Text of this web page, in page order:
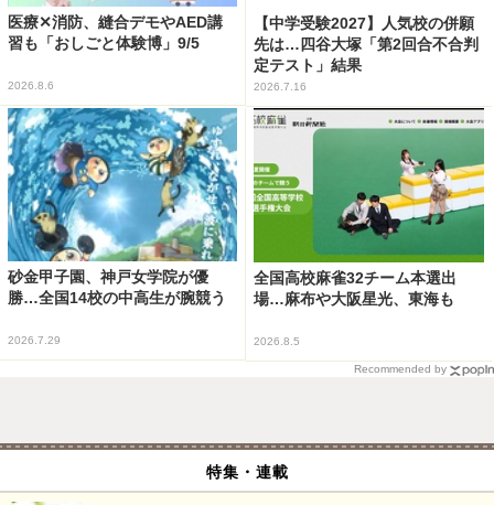
医療✕消防、縫合デモやAED講
習も「おしごと体験博」9/5
2026.8.6
【中学受験2027】人気校の併願
先は…四谷大塚「第2回合不合判
定テスト」結果
2026.7.16
砂金甲子園、神戸女学院が優
勝…全国14校の中高生が腕競う
2026.7.29
全国高校麻雀32チーム本選出
場…麻布や大阪星光、東海も
2026.8.5
Recommended by
特集・連載